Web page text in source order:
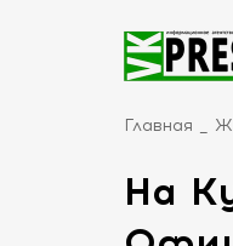
Главная
На